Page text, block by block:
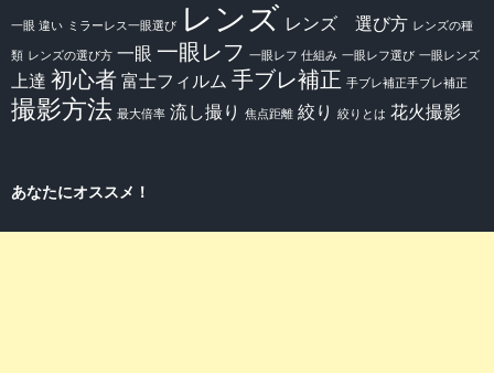
一眼 違い ミラーレス一眼選び レンズ レンズ 選び方 レンズの種
類 レンズの選び方 一眼 一眼レフ 一眼レフ 仕組み 一眼レフ選び 一眼レンズ
上達 初心者 富士フィルム 手ブレ補正 手ブレ補正手ブレ補正
撮影方法 最大倍率 流し撮り 焦点距離 絞り 絞りとは 花火撮影
あなたにオススメ！